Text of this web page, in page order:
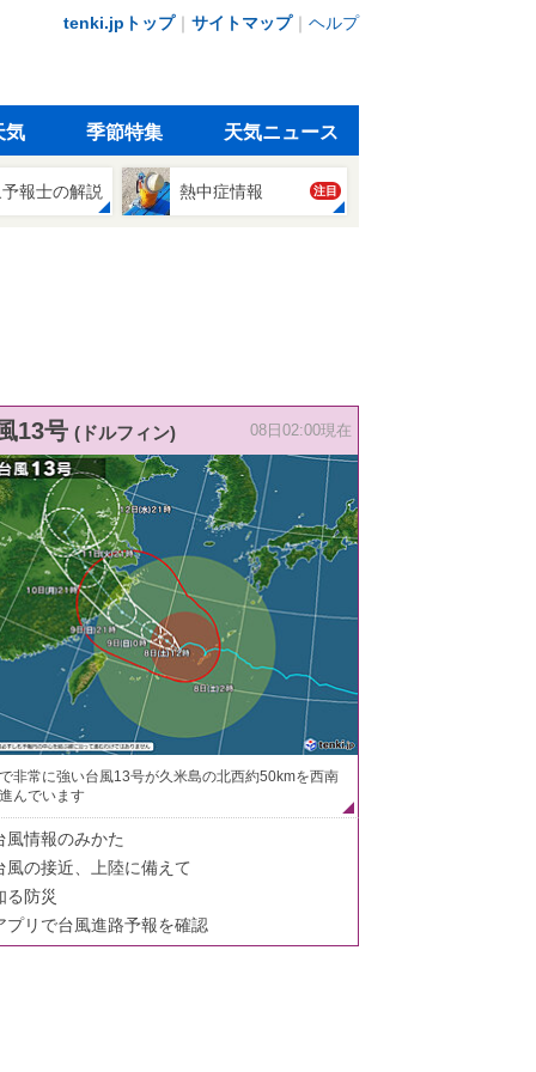
tenki.jpトップ｜ サイトマップ｜ ヘルプ
気 季節特集 天気ニュース
報士の解説 熱中症情報 注目
13号 (ドルフィン) 08日02:00現在
非常に強い台風13号が久米島の北西約50kmを西南
んでいます
風情報のみかた
風の接近、上陸に備えて
る防災
プリで台風進路予報を確認